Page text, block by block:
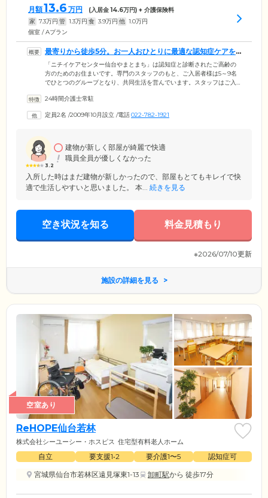
月額13.6 万円 (入居金14.6万円) + 介護保険料
家 7.3万円 管 1.3万円 食 3.9万円 他 1.0万円
個室 / Aプラン
最寄りから徒歩5分。お一人おひとりに最適な認知症ケアを
ご提供します
「ニチイケアセンター仙台やまとまち」は認知症と診断されたご高齢の
方のためのお住まいです。専門のスタッフのもと、ご入居者様は5～9名
でひとつのグループとなり、共同生活を営んでいます。スタッフはご入
どから、お一人おひとりに最適なお仕事をお任せしています。みなさま
により、心身機能を刺激。ご自身で身の回りのことができる「自立」の
けます。
24時間介護士常駐
定員2名 /2009年10月設立 /電話022-782-1921
3.2
建物が新しく部屋が綺麗で快適
職員全員が優しくなかった
入所した時はまだ建物が新しかったので、部屋もとてもキレイで快
適で生活しやすいと思いました。 本... 続きを見る
空き状況を知る 料金見積もり
※2026/07/10更新
施設の詳細を見る
空室あり
ReHOPE仙台若林
株式会社シーユーシー・ホスピス 住宅型有料老人ホーム
自立 要支援1•2 要介護1〜5
認知症可
宮城県仙台市若林区遠見塚東1-13
卸町駅から 徒歩17分